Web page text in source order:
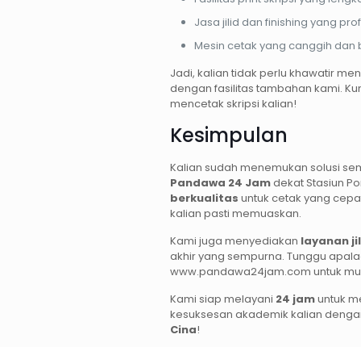
Jasa jilid dan finishing yang
Mesin cetak yang canggih dan
Jadi, kalian tidak perlu khawatir
dengan fasilitas tambahan kami.
mencetak skripsi kalian!
Kesimpulan
Kalian sudah menemukan solusi
Pandawa 24 Jamdekat Stasiun
berkualitas untuk cetak yang
kalian pasti memuaskan.
Kami juga menyediakan layanan
akhir yang sempurna. Tunggu
www.pandawa24jam.com untuk
Kami siap melayani 24 jamuntuk
kesuksesan akademik kalian
Cina!